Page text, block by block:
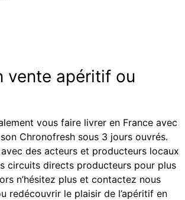
vente apéritif ou
vous faire livrer en France avec
Chronofresh sous 3 jours ouvrés.
des acteurs et producteurs locaux
circuits directs producteurs pour plus
n’hésitez plus et contactez nous
redécouvrir le plaisir de l’apéritif en